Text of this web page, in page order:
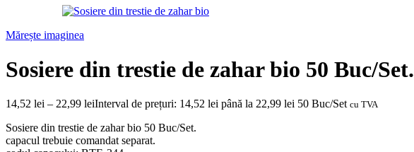
Mărește imaginea
Sosiere din trestie de zahar bio 50 Buc/Set.
14,52 lei – 22,99 leiInterval de prețuri: 14,52 lei până la 22,99 lei 50 Buc/Set cu TVA
Sosiere din trestie de zahar bio 50 Buc/Set.
capacul trebuie comandat separat.